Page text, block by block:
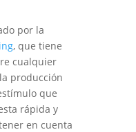
por la
, que tiene
cualquier
producción
que
rápida y
en cuenta